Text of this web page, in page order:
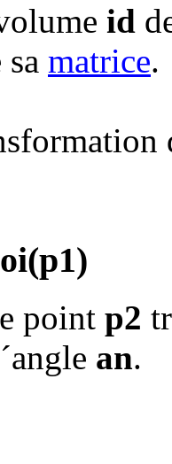
id
matrice.
point p2
an.